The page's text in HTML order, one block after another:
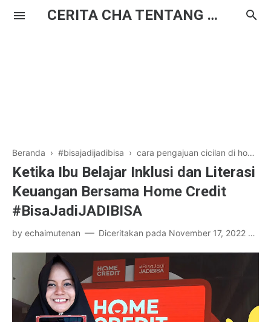
CERITA CHA TENTANG HAL BIASA
Beranda › #bisajadijadibisa › cara pengajuan cicilan di home credit
Ketika Ibu Belajar Inklusi dan Literasi
Keuangan Bersama Home Credit
#BisaJadiJADIBISA
by echaimutenan Diceritakan pada November 17, 2022